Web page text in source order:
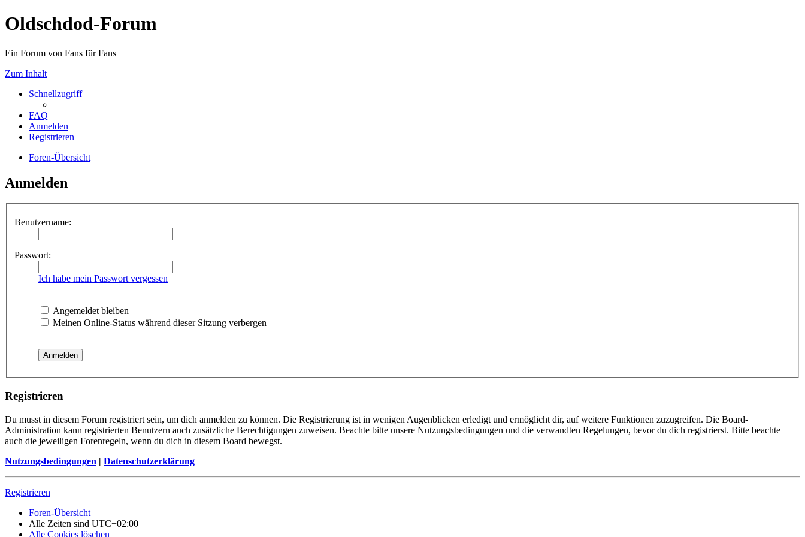
Oldschdod-Forum
Ein Forum von Fans für Fans
Zum Inhalt
Schnellzugriff
FAQ
Anmelden
Registrieren
Foren-Übersicht
Anmelden
Benutzername:
Passwort:
Ich habe mein Passwort vergessen
Angemeldet bleiben
Meinen Online-Status während dieser Sitzung verbergen
Registrieren
Du musst in diesem Forum registriert sein, um dich anmelden zu können. Die Registrierung ist in wenigen Augenblicken erledigt und ermöglicht dir, auf weitere Funktionen zuzugreifen. Die Board-
Administration kann registrierten Benutzern auch zusätzliche Berechtigungen zuweisen. Beachte bitte unsere Nutzungsbedingungen und die verwandten Regelungen, bevor du dich registrierst. Bitte beachte
auch die jeweiligen Forenregeln, wenn du dich in diesem Board bewegst.
Nutzungsbedingungen | Datenschutzerklärung
Registrieren
Foren-Übersicht
Alle Zeiten sind UTC+02:00
Alle Cookies löschen